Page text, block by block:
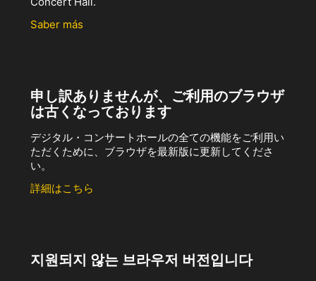
Saber más
申し訳ありませんが、ご利用のブラウザ
は古くなっております
デジタル・コンサートホールの全ての機能をご利用い
ただくために、ブラウザを最新版に更新してくださ
い。
詳細はこちら
지원되지 않는 브라우저 버전입니다